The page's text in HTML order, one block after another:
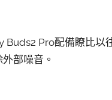
Buds2 Pro配備瞭比以
部噪音。